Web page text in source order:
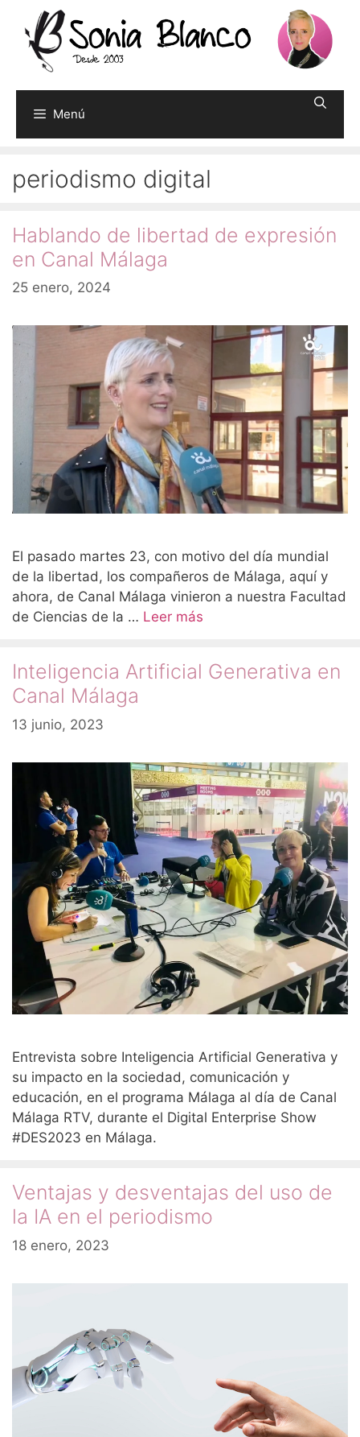
contenido
Menú
periodismo digital
Hablando de libertad de expresión
en Canal Málaga
25 enero, 2024
El pasado martes 23, con motivo del día mundial
de la libertad, los compañeros de Málaga, aquí y
ahora, de Canal Málaga vinieron a nuestra Facultad
de Ciencias de la … Leer más
Inteligencia Artificial Generativa en
Canal Málaga
13 junio, 2023
Entrevista sobre Inteligencia Artificial Generativa y
su impacto en la sociedad, comunicación y
educación, en el programa Málaga al día de Canal
Málaga RTV, durante el Digital Enterprise Show
#DES2023 en Málaga.
Ventajas y desventajas del uso de
la IA en el periodismo
18 enero, 2023